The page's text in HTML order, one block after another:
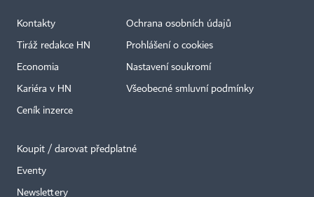
Kontakty
Tiráž redakce HN
Economia
Kariéra v HN
Ceník inzerce
Ochrana osobních údajů
Prohlášení o cookies
Nastavení soukromí
Všeobecné smluvní podmínky
Koupit / darovat předplatné
Eventy
Newslettery